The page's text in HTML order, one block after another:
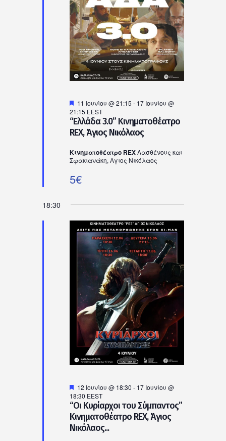
2026
“Ελλάδα 3.0” Κινηματοθέατρο
REX, Άγιος Νικόλαος
Προτεινόμενο
11 Ιουνίου @ 21:15 - 17 Ιουνίου @
21:15 EEST
Κινηματοθέατρο REXΛασθένους και
Σφακιανάκη, Αγιος Νικόλαος
5€
18:30
“Οι Κυρίαρχοι του Σύμπαντος”
Κινηματοθέατρο REX, Άγιος
Νικόλαος...
Προτεινόμενο
12 Ιουνίου @ 18:30 - 17 Ιουνίου @
18:30 EEST